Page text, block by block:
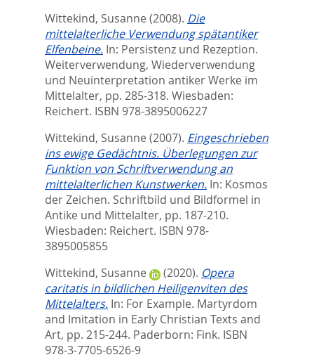
Wittekind, Susanne (2008). Die
mittelalterliche Verwendung spätantiker
Elfenbeine. In: Persistenz und Rezeption.
Weiterverwendung, Wiederverwendung
und Neuinterpretation antiker Werke im
Mittelalter, pp. 285-318. Wiesbaden:
Reichert. ISBN ‎978-3895006227
Wittekind, Susanne (2007). Eingeschrieben
ins ewige Gedächtnis. Überlegungen zur
Funktion von Schriftverwendung an
mittelalterlichen Kunstwerken. In: Kosmos
der Zeichen. Schriftbild und Bildformel in
Antike und Mittelalter, pp. 187-210.
Wiesbaden: Reichert. ISBN ‎978-
3895005855
Wittekind, Susanne
(2020). Opera
caritatis in bildlichen Heiligenviten des
Mittelalters. In: For Example. Martyrdom
and Imitation in Early Christian Texts and
Art, pp. 215-244. Paderborn: Fink. ISBN
978-3-7705-6526-9